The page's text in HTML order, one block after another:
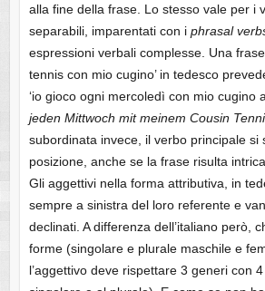
alla fine della frase. Lo stesso vale per i
separabili, imparentati con i phrasal
espressioni verbali complesse. Una
tennis con mio cugino’ in tedesco
‘io gioco ogni mercoledì con mio cugino
jeden Mittwoch mit meinem Cousin
subordinata invece, il verbo principale si
posizione, anche se la frase risulta
Gli aggettivi nella forma attributiva, in
sempre a sinistra del loro referente e
declinati. A differenza dell’italiano però,
forme (singolare e plurale maschile e
l’aggettivo deve rispettare 3 generi con